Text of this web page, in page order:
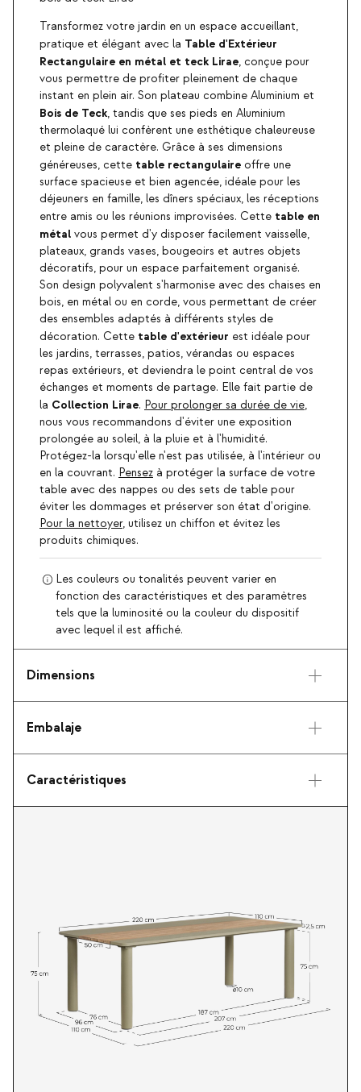
Transformez votre jardin en un espace accueillant,
pratique et élégant avec la Table d'Extérieur
Rectangulaire en métal et teck Lirae, conçue pour
vous permettre de profiter pleinement de chaque
instant en plein air. Son plateau combine Aluminium et
Bois de Teck, tandis que ses pieds en Aluminium
thermolaqué lui confèrent une esthétique chaleureuse
et pleine de caractère. Grâce à ses dimensions
généreuses, cette table rectangulaire offre une
surface spacieuse et bien agencée, idéale pour les
déjeuners en famille, les dîners spéciaux, les réceptions
entre amis ou les réunions improvisées. Cette table en
métal vous permet d'y disposer facilement vaisselle,
plateaux, grands vases, bougeoirs et autres objets
décoratifs, pour un espace parfaitement organisé.
Son design polyvalent s'harmonise avec des chaises en
bois, en métal ou en corde, vous permettant de créer
des ensembles adaptés à différents styles de
décoration. Cette table d'extérieur est idéale pour
les jardins, terrasses, patios, vérandas ou espaces
repas extérieurs, et deviendra le point central de vos
échanges et moments de partage. Elle fait partie de
la Collection Lirae. Pour prolonger sa durée de vie,
nous vous recommandons d'éviter une exposition
prolongée au soleil, à la pluie et à l'humidité.
Protégez-la lorsqu'elle n'est pas utilisée, à l'intérieur ou
en la couvrant. Pensez à protéger la surface de votre
table avec des nappes ou des sets de table pour
éviter les dommages et préserver son état d'origine.
Pour la nettoyer, utilisez un chiffon et évitez les
produits chimiques.
Les couleurs ou tonalités peuvent varier en
fonction des caractéristiques et des paramètres
tels que la luminosité ou la couleur du dispositif
avec lequel il est affiché.
Dimensions
Embalaje
Caractéristiques